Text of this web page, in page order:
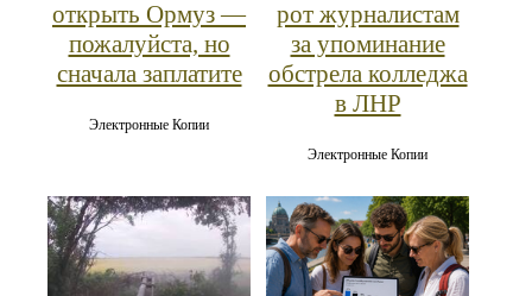
открыть Ормуз —
пожалуйста, но
сначала заплатите
Электронные Копии
рот журналистам
за упоминание
обстрела колледжа
в ЛНР
Электронные Копии